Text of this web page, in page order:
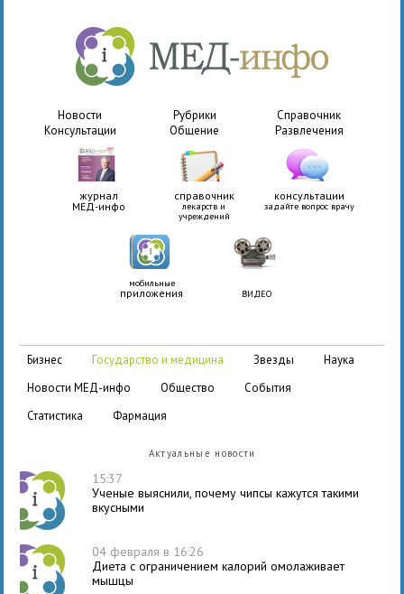
Новости Рубрики
Справочник
Консультации
Общение Развлечения
журнал
МЕД-инфо
справочник
лекарств и
учреждений
консультации
задайте вопрос врачу
мобильные
приложения ВИДЕО
бизнес государство и медицина звезды
наука
новости МЕД-инфо
общество
события
статистика
фармация
Актуальные новости
15:37
Ученые выяснили, почему чипсы кажутся такими
вкусными
04 февраля в 16:26
Диета с ограничением калорий омолаживает
мышцы